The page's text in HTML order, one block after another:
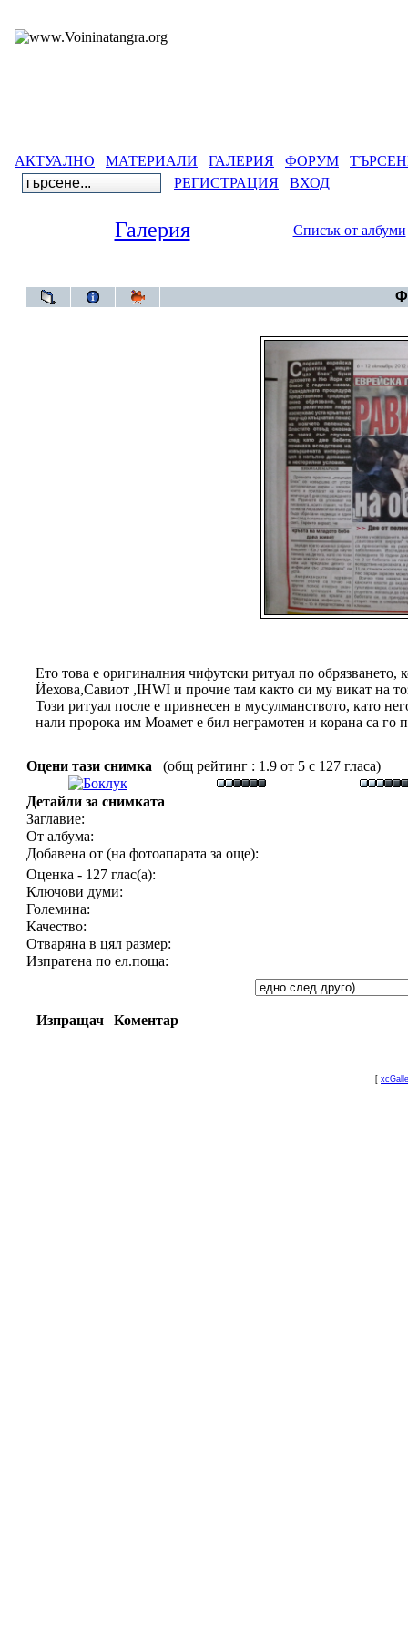
АКТУАЛНО МАТЕРИАЛИ ГАЛЕРИЯ ФОРУМ
РЕГИСТРАЦИЯ
ВХОД
Галерия Списък от албуми
Ето това е оригиналния чифутски ритуал по обрязването,
Йехова,Савиот ,IHWI и прочие там както си му викат на
Този ритуал после е привнесен в мусулманството, като
нали пророка им Моамет е бил неграмотен и корана са го
Оцени тази снимка (общ рейтинг : 1.9 от 5 с 127 гласа)
Детайли за снимката
Заглавие:
От албума:
Добавена от (на фотоапарата за още):
Оценка - 127 глас(а):
Ключови думи:
Големина:
Качество:
Отваряна в цял размер:
Изпратена по ел.поща:
Изпращач Коментар
[